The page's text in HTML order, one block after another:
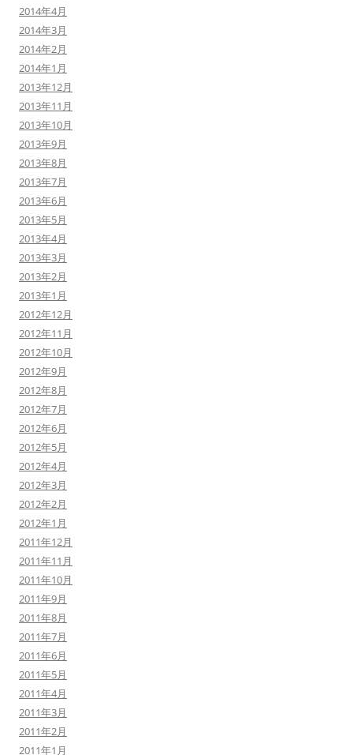
2014年4月
2014年3月
2014年2月
2014年1月
2013年12月
2013年11月
2013年10月
2013年9月
2013年8月
2013年7月
2013年6月
2013年5月
2013年4月
2013年3月
2013年2月
2013年1月
2012年12月
2012年11月
2012年10月
2012年9月
2012年8月
2012年7月
2012年6月
2012年5月
2012年4月
2012年3月
2012年2月
2012年1月
2011年12月
2011年11月
2011年10月
2011年9月
2011年8月
2011年7月
2011年6月
2011年5月
2011年4月
2011年3月
2011年2月
2011年1月